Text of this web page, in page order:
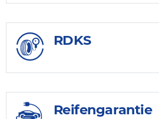
RDKS
Reifengarantie